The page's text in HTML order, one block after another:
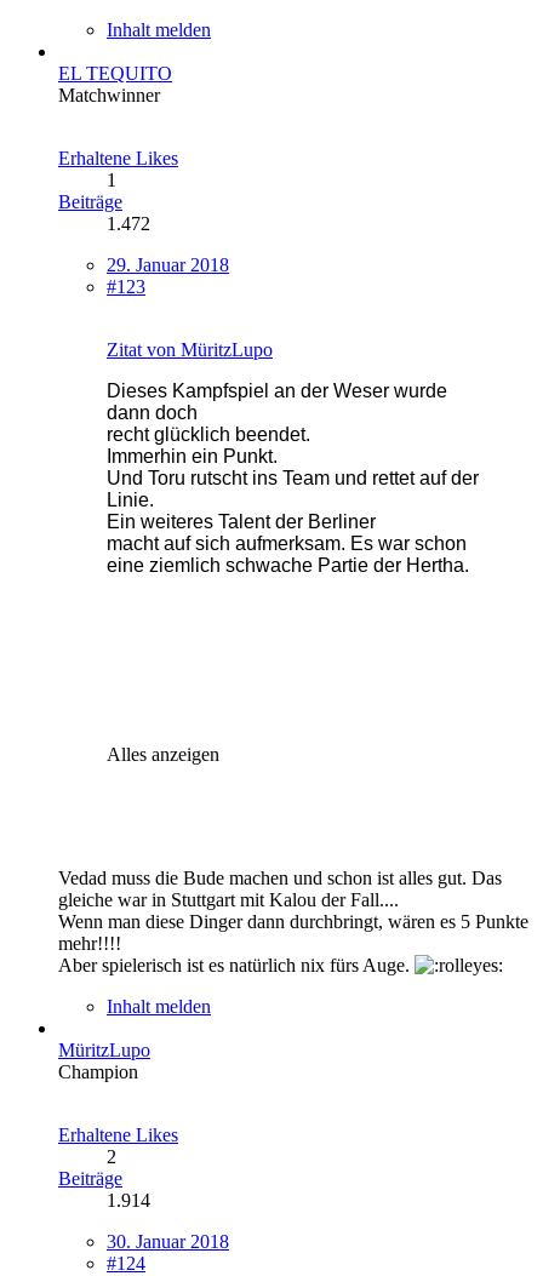
Inhalt melden
EL TEQUITO
Matchwinner
Erhaltene Likes
1
Beiträge
1.472
29. Januar 2018
#123
Zitat von MüritzLupo
Dieses Kampfspiel an der Weser wurde
dann doch
recht glücklich beendet.
Immerhin ein Punkt.
Und Toru rutscht ins Team und rettet auf der
Linie.
Ein weiteres Talent der Berliner
macht auf sich aufmerksam. Es war schon
eine ziemlich schwache Partie der Hertha.
Alles anzeigen
Vedad muss die Bude machen und schon ist alles gut. Das
gleiche war in Stuttgart mit Kalou der Fall....
Wenn man diese Dinger dann durchbringt, wären es 5 Punkte
mehr!!!!
Aber spielerisch ist es natürlich nix fürs Auge.
Inhalt melden
MüritzLupo
Champion
Erhaltene Likes
2
Beiträge
1.914
30. Januar 2018
#124